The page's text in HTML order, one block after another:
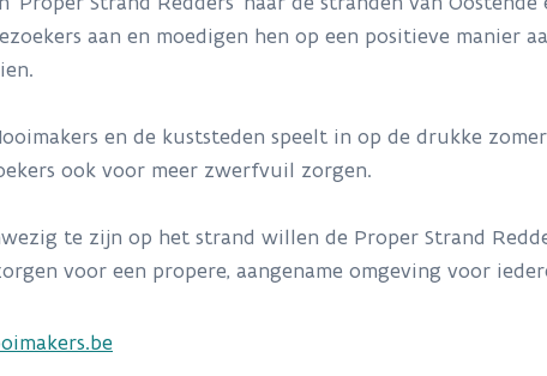
aan en moedigen hen op een positieve manier
en de kuststeden speelt in op de drukke
ook voor meer zwerfvuil zorgen.
te zijn op het strand willen de Proper Strand
voor een propere, aangename omgeving voor